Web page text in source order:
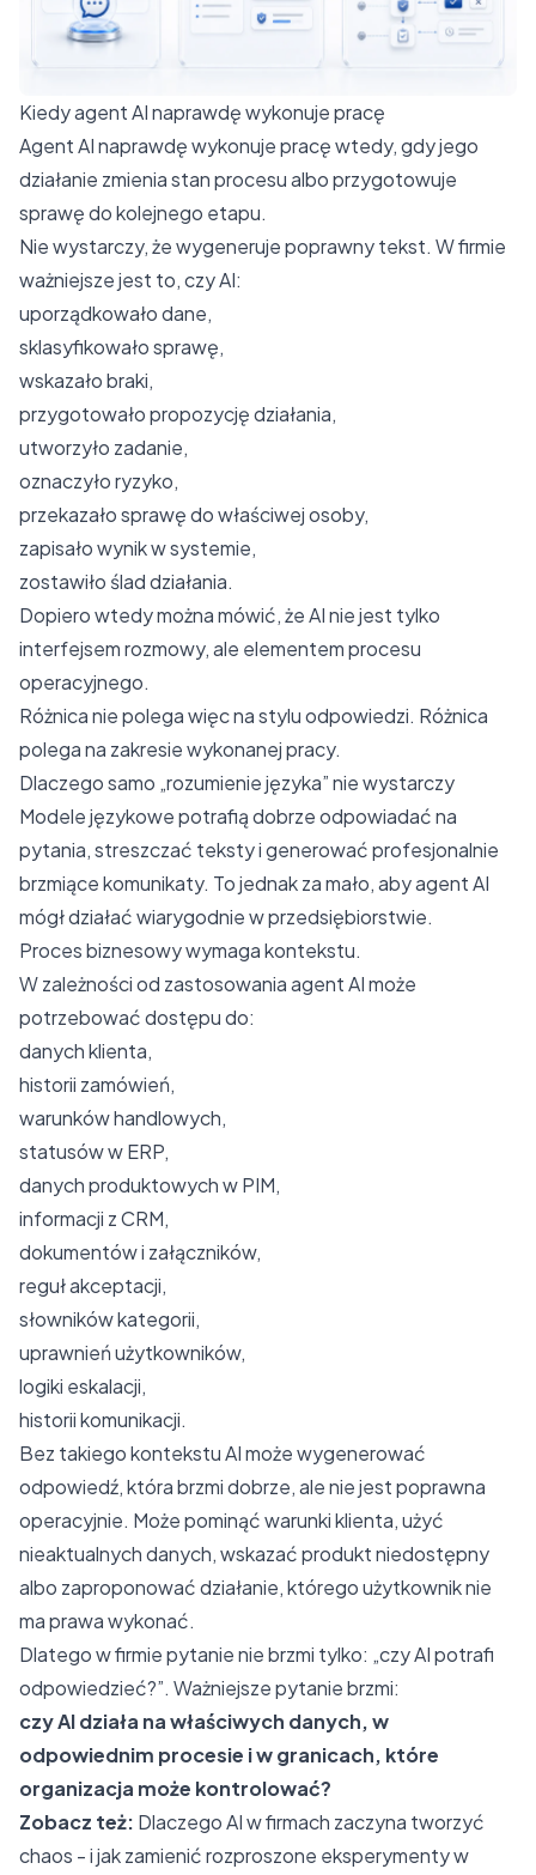
Kiedy agent AI naprawdę wykonuje pracę
Agent AI naprawdę wykonuje pracę wtedy, gdy jego
działanie zmienia stan procesu albo przygotowuje
sprawę do kolejnego etapu.
Nie wystarczy, że wygeneruje poprawny tekst. W firmie
ważniejsze jest to, czy AI:
uporządkowało dane,
sklasyfikowało sprawę,
wskazało braki,
przygotowało propozycję działania,
utworzyło zadanie,
oznaczyło ryzyko,
przekazało sprawę do właściwej osoby,
zapisało wynik w systemie,
zostawiło ślad działania.
Dopiero wtedy można mówić, że AI nie jest tylko
interfejsem rozmowy, ale elementem procesu
operacyjnego.
Różnica nie polega więc na stylu odpowiedzi. Różnica
polega na zakresie wykonanej pracy.
Dlaczego samo „rozumienie języka” nie wystarczy
Modele językowe potrafią dobrze odpowiadać na
pytania, streszczać teksty i generować profesjonalnie
brzmiące komunikaty. To jednak za mało, aby agent AI
mógł działać wiarygodnie w przedsiębiorstwie.
Proces biznesowy wymaga kontekstu.
W zależności od zastosowania agent AI może
potrzebować dostępu do:
danych klienta,
historii zamówień,
warunków handlowych,
statusów w ERP,
danych produktowych w PIM,
informacji z CRM,
dokumentów i załączników,
reguł akceptacji,
słowników kategorii,
uprawnień użytkowników,
logiki eskalacji,
historii komunikacji.
Bez takiego kontekstu AI może wygenerować
odpowiedź, która brzmi dobrze, ale nie jest poprawna
operacyjnie. Może pominąć warunki klienta, użyć
nieaktualnych danych, wskazać produkt niedostępny
albo zaproponować działanie, którego użytkownik nie
ma prawa wykonać.
Dlatego w firmie pytanie nie brzmi tylko: „czy AI potrafi
odpowiedzieć?”. Ważniejsze pytanie brzmi:
czy AI działa na właściwych danych, w
odpowiednim procesie i w granicach, które
organizacja może kontrolować?
Zobacz też: Dlaczego AI w firmach zaczyna tworzyć
chaos - i jak zamienić rozproszone eksperymenty w